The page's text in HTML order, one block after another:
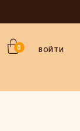
0 ВОЙТИ